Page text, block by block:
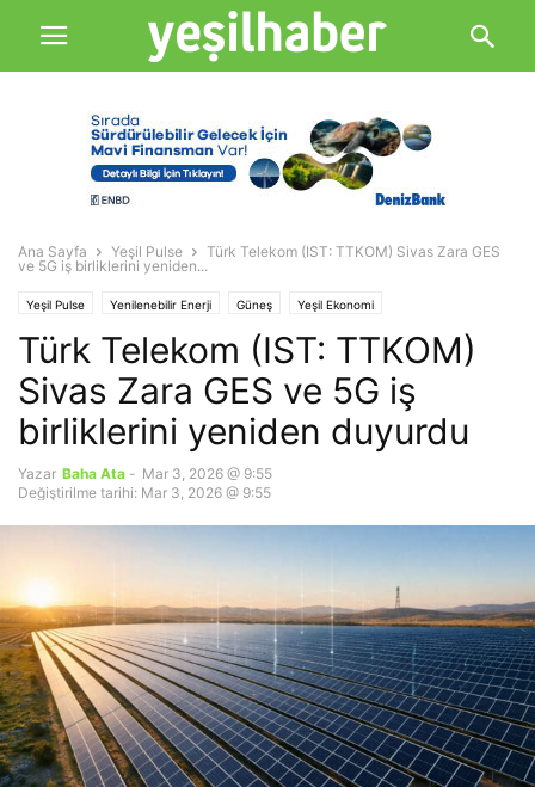
Ana Sayfa Yeşil Pulse
Türk Telekom (IST: TTKOM) Sivas Zara GES
ve 5G iş birliklerini yeniden...
Yeşil Pulse Yenilenebilir Enerji Güneş Yeşil Ekonomi
Türk Telekom (IST: TTKOM)
Sivas Zara GES ve 5G iş
birliklerini yeniden duyurdu
Yazar Baha Ata - Mar 3, 2026 @ 9:55
Değiştirilme tarihi: Mar 3, 2026 @ 9:55